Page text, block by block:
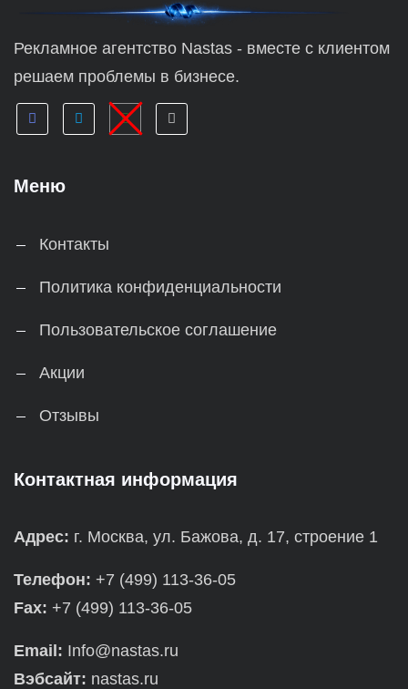
Рекламное агентство Nastas - вместе с клиентом
решаем проблемы в бизнесе.
Меню
Контакты
Политика конфиденциальности
Пользовательское соглашение
Акции
Отзывы
Контактная информация
Адрес: г. Москва, ул. Бажова, д. 17, строение 1
Телефон: +7 (499) 113-36-05
Fax: +7 (499) 113-36-05
Email: Info@nastas.ru
Вэбсайт: nastas.ru